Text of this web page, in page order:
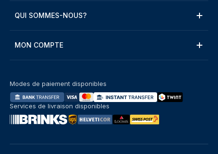
QUI SOMMES-NOUS?
MON COMPTE
Modes de paiement disponibles
Services de livraison disponibles